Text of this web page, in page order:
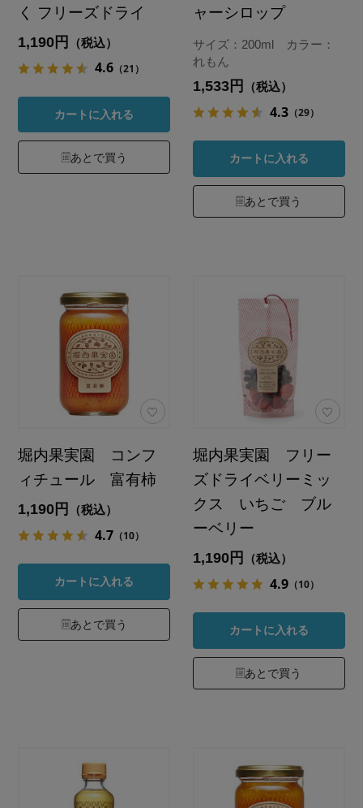
く フリーズドライ
1,190円 （税込）
4.6 （21）
カートに入れる
あとで買う
ャーシロップ
サイズ：200ml カラー：
れもん
1,533円 （税込）
4.3 （29）
カートに入れる
あとで買う
堀内果実園 コンフ
ィチュール 富有柿
1,190円 （税込）
4.7 （10）
カートに入れる
あとで買う
堀内果実園 フリー
ズドライベリーミッ
クス いちご ブル
ーベリー
1,190円 （税込）
4.9 （10）
カートに入れる
あとで買う